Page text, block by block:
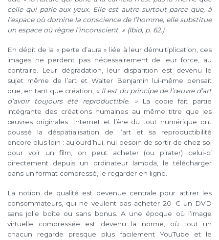
celle qui parle aux yeux. Elle est autre surtout parce que, à
l’espace où domine la conscience de l’homme, elle substitue
un espace où règne l’inconscient. » (Ibid, p. 62.)
En dépit de la « perte d’aura » liée à leur démultiplication, ces
images ne perdent pas nécessairement de leur force, au
contraire. Leur dégradation, leur disparition est devenu le
sujet même de l’art et Walter Benjamin lui-même pensait
que, en tant que création, « Il est du principe de l’œuvre d’art
d’avoir toujours été reproductible. »La copie fait partie
intégrante des créations humaines au même titre que les
œuvres originales. Internet et l’ère du tout numérique ont
poussé la déspatialisation de l’art et sa reproductibilité
encore plus loin : aujourd’hui, nul besoin de sortir de chez soi
pour voir un film, on peut acheter (ou pirater) celui-ci
directement depuis un ordinateur lambda, le télécharger
dans un format compressé, le regarder en ligne.
La notion de qualité est devenue centrale pour attirer les
consommateurs, qui ne veulent pas acheter 20 € un DVD
sans jolie boîte ou sans bonus. A une époque où l’image
virtuelle compressée est devenu la norme, où tout un
chacun regarde presque plus facilement YouTube et le